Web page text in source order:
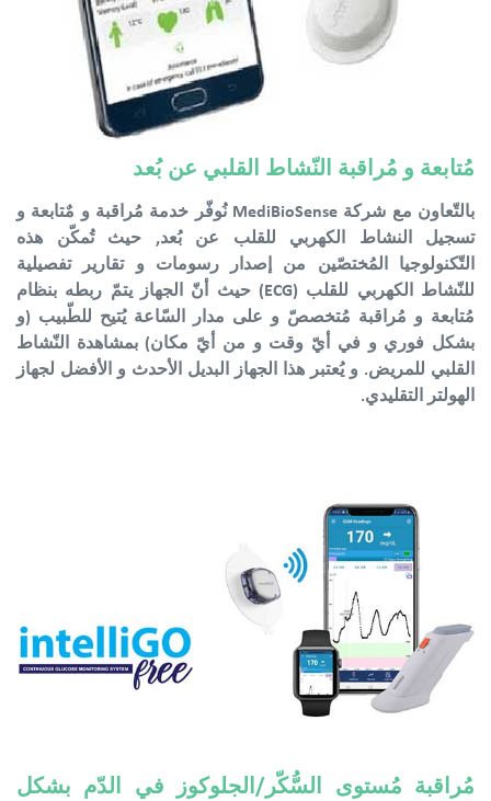
مُتابعة و مُراقبة النّشاط القلبي عن بُعد
بالتّعاون مع شركة MediBioSense نُوفّر خدمة مُراقبة و مٌتابعة و
تسجيل النشاط الكهربي للقلب عن بُعد, حيث تُمكّن هذه
التّكنولوجيا المُختصّين من إصدار رسومات و تقارير تفصيلية
للنّشاط الكهربي للقلب (ECG) حيث أنّ الجهاز يتمّ ربطه بنظام
مُتابعة و مُراقبة مُتخصصّ و على مدار السّاعة يُتيح للطّبيب (و
بشكل فوري و في أيّ وقت و من أيّ مكان) بمشاهدة النّشاط
القلبي للمريض. و يُعتبر هذا الجهاز البديل الأحدث و الأفضل لجهاز
الهولتر التقليدي.
مُراقبة مُستوى السُّكّر/الجلوكوز في الدّم بشكل